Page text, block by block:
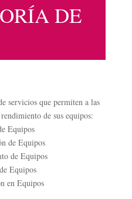
DE
servicios que permiten a las
de sus equipos:
Equipos
de Equipos
de Equipos
Equipos
en Equipos